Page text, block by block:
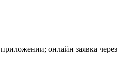
онлайн заявка через